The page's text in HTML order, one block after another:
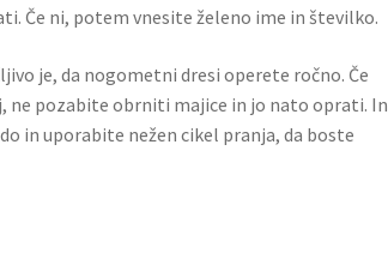
Če ni, potem vnesite želeno ime in številko.
je, da nogometni dresi operete ročno. Če
pozabite obrniti majice in jo nato oprati. In
in uporabite nežen cikel pranja, da boste